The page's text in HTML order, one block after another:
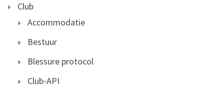
Club
Accommodatie
Bestuur
Blessure protocol
Club-API